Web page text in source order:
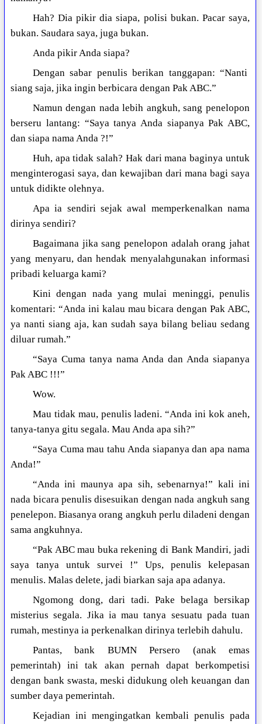
Hah? Dia pikir dia siapa, polisi bukan. Pacar saya,
bukan. Saudara saya, juga bukan.
Anda pikir Anda siapa?
Dengan sabar penulis berikan tanggapan: “Nanti
siang saja, jika ingin berbicara dengan Pak ABC.”
Namun dengan nada lebih angkuh, sang penelopon
berseru lantang: “Saya tanya Anda siapanya Pak ABC,
dan siapa nama Anda ?!”
Huh, apa tidak salah? Hak dari mana baginya untuk
menginterogasi saya, dan kewajiban dari mana bagi saya
untuk didikte olehnya.
Apa ia sendiri sejak awal memperkenalkan nama
dirinya sendiri?
Bagaimana jika sang penelopon adalah orang jahat
yang menyaru, dan hendak menyalahgunakan informasi
pribadi keluarga kami?
Kini dengan nada yang mulai meninggi, penulis
komentari: “Anda ini kalau mau bicara dengan Pak ABC,
ya nanti siang aja, kan sudah saya bilang beliau sedang
diluar rumah.”
“Saya Cuma tanya nama Anda dan Anda siapanya
Pak ABC !!!”
Wow.
Mau tidak mau, penulis ladeni. “Anda ini kok aneh,
tanya-tanya gitu segala. Mau Anda apa sih?”
“Saya Cuma mau tahu Anda siapanya dan apa nama
Anda!”
“Anda ini maunya apa sih, sebenarnya!” kali ini
nada bicara penulis disesuikan dengan nada angkuh sang
penelepon. Biasanya orang angkuh perlu diladeni dengan
sama angkuhnya.
“Pak ABC mau buka rekening di Bank Mandiri, jadi
saya tanya untuk survei !” Ups, penulis kelepasan
menulis. Malas delete, jadi biarkan saja apa adanya.
Ngomong dong, dari tadi. Pake belaga bersikap
misterius segala. Jika ia mau tanya sesuatu pada tuan
rumah, mestinya ia perkenalkan dirinya terlebih dahulu.
Pantas, bank BUMN Persero (anak emas
pemerintah) ini tak akan pernah dapat berkompetisi
dengan bank swasta, meski didukung oleh keuangan dan
sumber daya pemerintah.
Kejadian ini mengingatkan kembali penulis pada